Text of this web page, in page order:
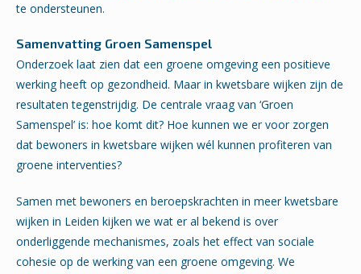
te ondersteunen.
Samenvatting Groen Samenspel
Onderzoek laat zien dat een groene omgeving een positieve
werking heeft op gezondheid. Maar in kwetsbare wijken zijn de
resultaten tegenstrijdig. De centrale vraag van ‘Groen
Samenspel’ is: hoe komt dit? Hoe kunnen we er voor zorgen
dat bewoners in kwetsbare wijken wél kunnen profiteren van
groene interventies?
Samen met bewoners en beroepskrachten in meer kwetsbare
wijken in Leiden kijken we wat er al bekend is over
onderliggende mechanismes, zoals het effect van sociale
cohesie op de werking van een groene omgeving. We